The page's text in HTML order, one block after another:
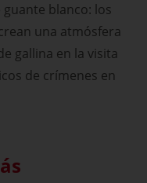
blanco: los
una atmósfera
gallina en la visita
de crímenes en